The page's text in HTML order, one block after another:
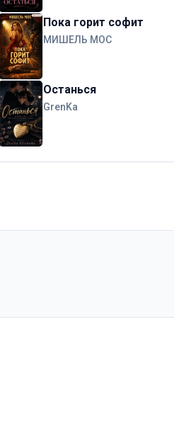
Пока горит софит
МИШЕЛЬ МОС
Останься
GrenKa